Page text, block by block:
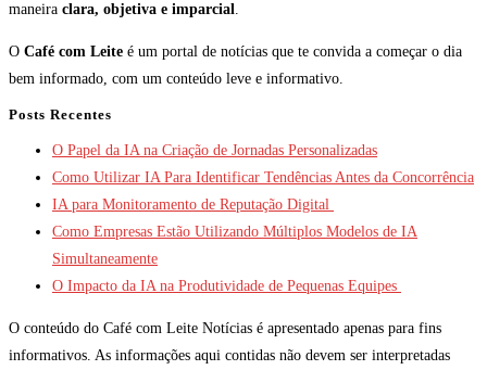
maneira clara, objetiva e imparcial.
O Café com Leite é um portal de notícias que te convida a começar o dia
bem informado, com um conteúdo leve e informativo.
Posts Recentes
O Papel da IA na Criação de Jornadas Personalizadas
Como Utilizar IA Para Identificar Tendências Antes da Concorrência
IA para Monitoramento de Reputação Digital
Como Empresas Estão Utilizando Múltiplos Modelos de IA
Simultaneamente
O Impacto da IA na Produtividade de Pequenas Equipes
O conteúdo do Café com Leite Notícias é apresentado apenas para fins
informativos. As informações aqui contidas não devem ser interpretadas